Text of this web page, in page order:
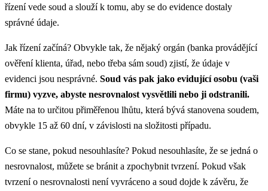
řízení vede soud a slouží k tomu, aby se do evidence dostaly
správné údaje.
Jak řízení začíná? Obvykle tak, že nějaký orgán (banka provádějící
ověření klienta, úřad, nebo třeba sám soud) zjistí, že údaje v
evidenci jsou nesprávné. Soud vás pak jako evidující osobu (vaši
firmu) vyzve, abyste nesrovnalost vysvětlili nebo ji odstranili.
Máte na to určitou přiměřenou lhůtu, která bývá stanovena soudem,
obvykle 15 až 60 dní, v závislosti na složitosti případu.
Co se stane, pokud nesouhlasíte? Pokud nesouhlasíte, že se jedná o
nesrovnalost, můžete se bránit a zpochybnit tvrzení. Pokud však
tvrzení o nesrovnalosti není vyvráceno a soud dojde k závěru, že